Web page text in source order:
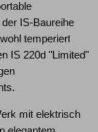
IS-Baureihe
temperiert
IS 220d "Limited"
mit elektrisch